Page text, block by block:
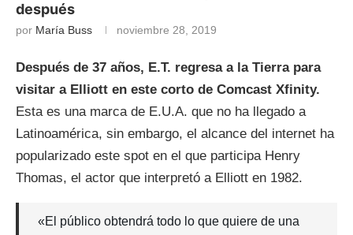
después
por María Buss noviembre 28, 2019
Después de 37 años, E.T. regresa a la Tierra para
visitar a Elliott en este corto de Comcast Xfinity.
Esta es una marca de E.U.A. que no ha llegado a
Latinoamérica, sin embargo, el alcance del internet ha
popularizado este spot en el que participa Henry
Thomas, el actor que interpretó a Elliott en 1982.
«El público obtendrá todo lo que quiere de una